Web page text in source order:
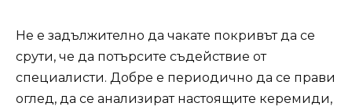
Не е задължително да чакате покривът да се
срути, че да потърсите съдействие от
специалисти. Добре е периодично да се прави
оглед, да се анализират настоящите керемиди,